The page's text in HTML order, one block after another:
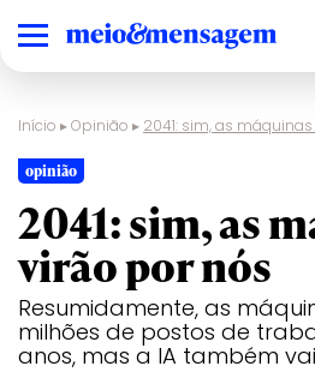
Início ▸Opinião ▸ 2041: sim, as
opinião
2041: sim, as
virão por nós
Resumidamente, as
milhões de postos de
anos, mas a IA também